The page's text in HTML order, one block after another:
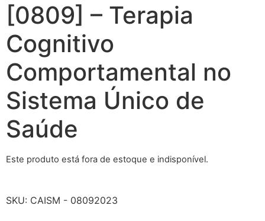
[0809] – Terapia
Cognitivo
Comportamental no
Sistema Único de
Saúde
Este produto está fora de estoque e indisponível.
SKU: CAISM - 08092023